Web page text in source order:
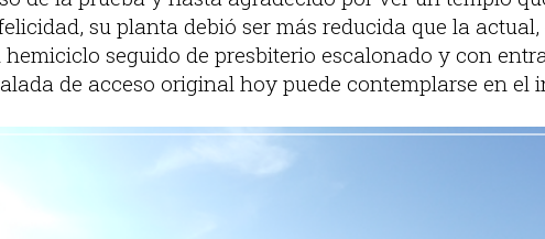
su planta debió ser más reducida que la
hemiciclo seguido de presbiterio escalonado y con
de acceso original hoy puede contemplarse en el